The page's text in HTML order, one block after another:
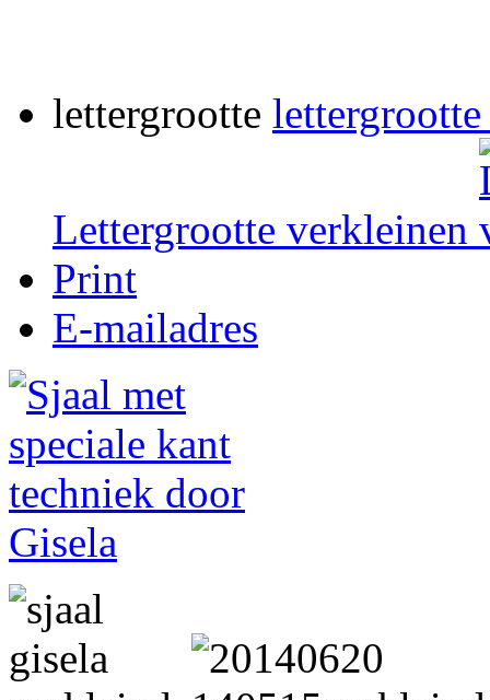
lettergrootte
Lettergrootte verkleinen
Print
E-mailadres